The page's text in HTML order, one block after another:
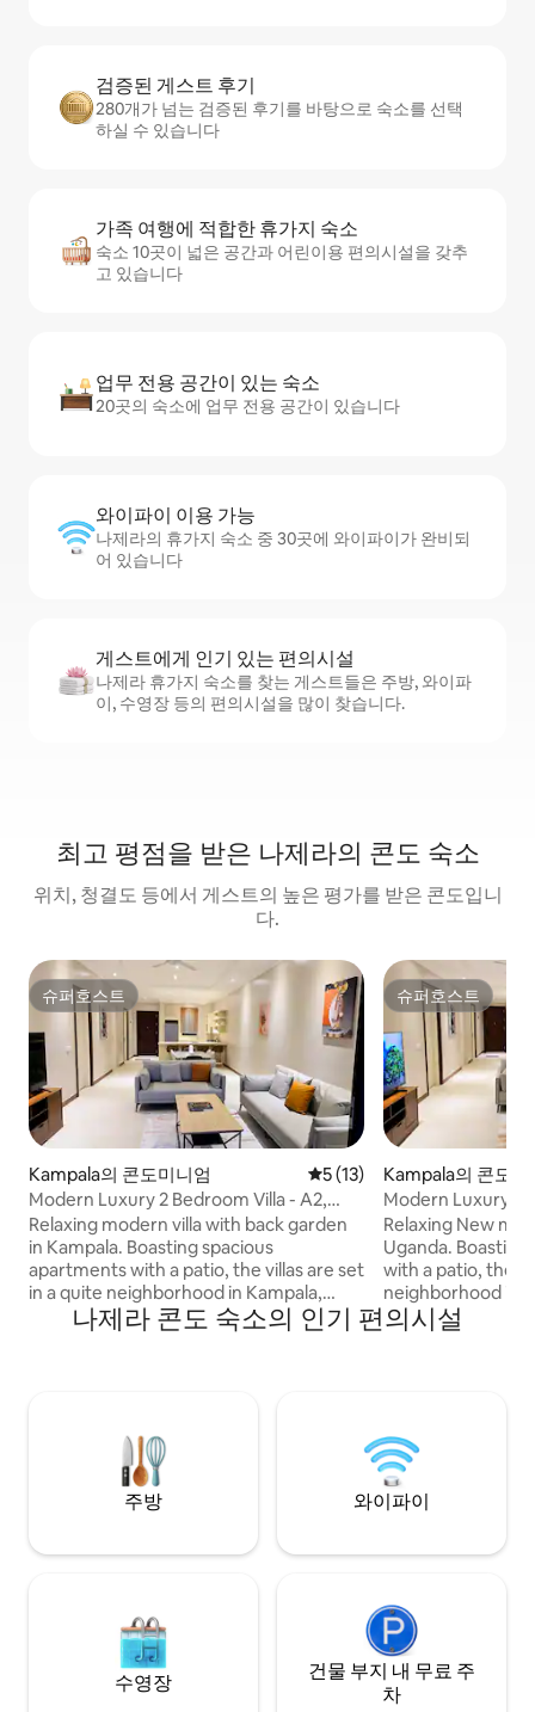
검증된 게스트 후기
280개가 넘는 검증된 후기를 바탕으로 숙소를 선택
하실 수 있습니다
가족 여행에 적합한 휴가지 숙소
숙소 10곳이 넓은 공간과 어린이용 편의시설을 갖추
고 있습니다
업무 전용 공간이 있는 숙소
20곳의 숙소에 업무 전용 공간이 있습니다
와이파이 이용 가능
나제라의 휴가지 숙소 중 30곳에 와이파이가 완비되
어 있습니다
게스트에게 인기 있는 편의시설
나제라 휴가지 숙소를 찾는 게스트들은 주방, 와이파
이, 수영장 등의 편의시설을 많이 찾습니다.
최고 평점을 받은 나제라의 콘도 숙소
위치, 청결도 등에서 게스트의 높은 평가를 받은 콘도입니
다.
슈퍼호스트
슈퍼호스트
Kampala의 콘도미니엄 평점 5점(5점 만점), 후기 13
5 (13)
Modern Luxury 2 Bedroom Villa - A2,
Kampala
Relaxing modern villa with back garden
in Kampala. Boasting spacious
apartments with a patio, the villas are set
in a quite neighborhood in Kampala,
Uganda. This property offers access to 2
balconies, free private parking and free
smart TVs, high-speed Wi-Fi, en-suite
bathrooms, spacious balconies, living
room and a fully equipped kitchen.
슈퍼호스트
슈퍼호스트
Kampala의 콘도미
Modern Luxury 2
Kampala
Relaxing New
Uganda. Boasting spacious apartments
with a patio, the
neighborhood in
property offers
free private
TVs, high-speed
bathrooms,
room and a fully
나제라 콘도 숙소의 인기 편의시설
주방 와이파이
수영장
건물 부지 내 무료 주
차